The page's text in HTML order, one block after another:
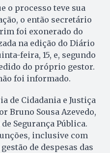
o processo teve sua
o então secretário
foi exonerado do
na edição do Diário
feira, 15, e, segundo
do próprio gestor.
foi informado.
de Cidadania e Justiça
Bruno Sousa Azevedo,
Segurança Pública.
inclusive com
de despesas das